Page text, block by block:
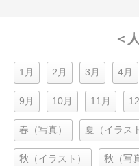
＜
1月 2月 3月 4月
9月 10月 11月
春（写真） 夏（イラス
秋（イラスト） 秋（写